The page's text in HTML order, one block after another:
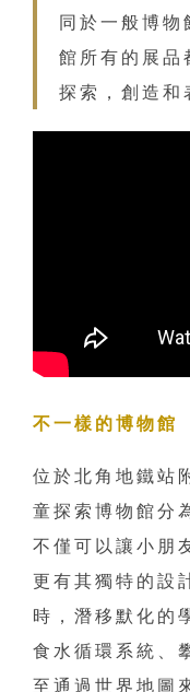
同於一般博物
館所有的展品
探索，創造和
不一樣的博物館
位於北角地鐵站
童探索博物館分
不僅可以讓小朋
更有其獨特的設
時，潛移默化的
食水循環系統、
至通過世界地圖